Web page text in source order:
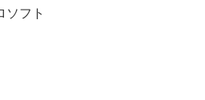
ソフト